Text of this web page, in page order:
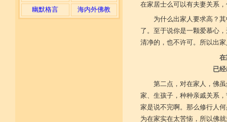
幽默格言
海内外佛教
在家居士么可以有夫妻关系
为什么出家人要求高？
了。至于说你是一颗爱慕心
清净的，也不许可。所以出
已
第二点，对在家人，佛
家、生孩子，种种亲戚关系
家是说不完啊。那么修行人
为在家实在太苦恼，所以佛